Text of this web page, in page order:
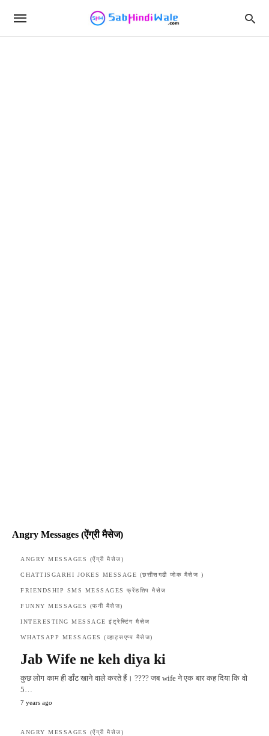
Angry Messages (ऐंग्री मैसेज)
ANGRY MESSAGES (ऐंग्री मैसेज)
CHATTISGARHI JOKES MESSAGE (छत्तीसगढी जोक मैसेज )
FRIENDSHIP SMS MESSAGES फ्रेंडशिप मैसेज
FUNNY MESSAGES (फनी मैसेज)
INTERESTING MESSAGE इंट्रेस्टिंग मैसेज
WHATSAPP MESSAGES (व्हाट्सएप्प मैसेज)
Jab Wife ne keh diya ki
कुछ लोग काम ही डाँट खाने वाले करते हैं। ???? जब wife ने एक बार कह दिया कि वो
5…
7 years ago
ANGRY MESSAGES (ऐंग्री मैसेज)